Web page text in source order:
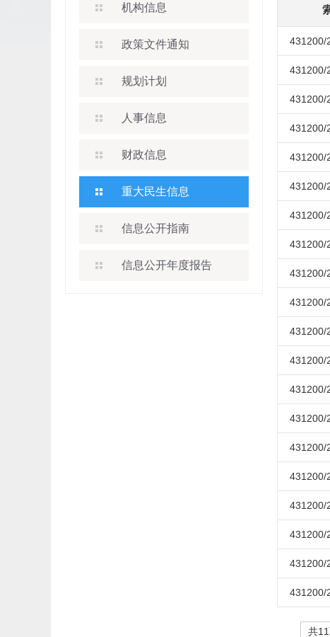
机构信息
政策文件通知
规划计划
人事信息
财政信息
重大民生信息
信息公开指南
信息公开年度报告
431200/
431200/
431200/
431200/
431200/
431200/
431200/
431200/
431200/
431200/
431200/
431200/
431200/
431200/
431200/
431200/
431200/
431200/
431200/
431200/
共